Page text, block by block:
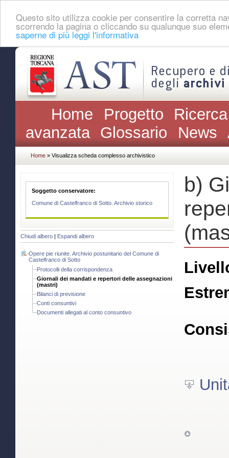
Questo sito utilizza cookie per consentire la corretta
scorrendo la pagina o cliccando su qualunque suo
saperne di più leggi l'informativa
Home Progetto
avanzata Glossario News
Home » Visualizza scheda complesso archivistico
Soggetto conservatore:
Comune di Castelfranco di Sotto. Archivio storico
Chiudi albero Espandi albero
Opere pie riunite. Archivio postunitario del Comune di
Castelfranco di Sotto
Protocolli della corrispondenza
Giornali dei mandati e repertori delle assegnazioni
(mastri)
Bilanci di previsione
Conti consuntivi
Documenti allegati al conto consuntivo
b)